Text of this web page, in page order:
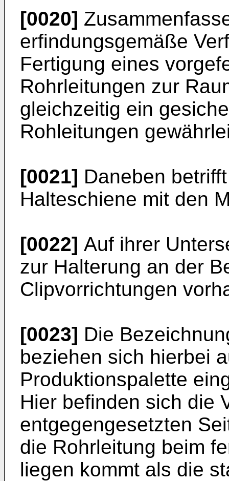
[0020]
erfindungsgemäße
Fertigung eines
Rohrleitungen zur
gleichzeitig ein
Rohleitungen
[0021] Daneben
Halteschiene mit den
[0022] Auf ihrer
zur Halterung an der
Clipvorrichtungen
[0023] Die
beziehen sich hierbei
Produktionspalette
Hier befinden sich die
entgegengesetzten
die Rohrleitung beim
liegen kommt als die